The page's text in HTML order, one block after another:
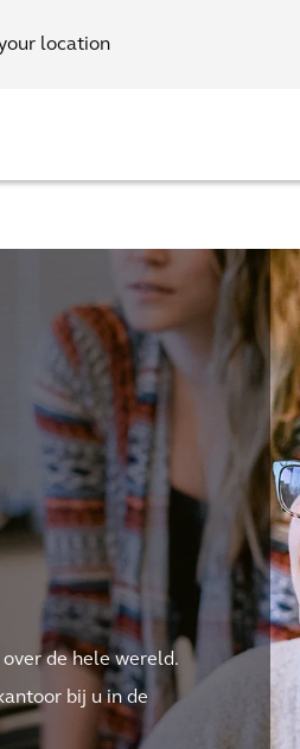
location
de hele wereld.
bij u in de